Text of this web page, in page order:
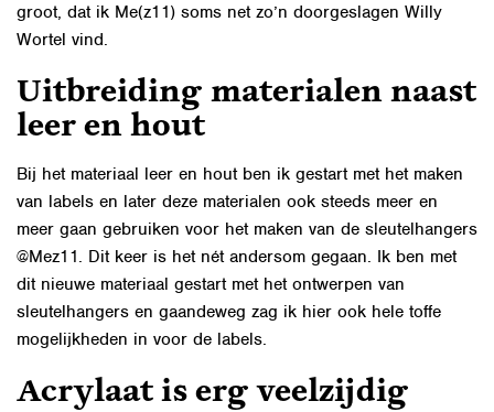
groot, dat ik Me(z11) soms net zo’n doorgeslagen Willy
Wortel vind.
Uitbreiding materialen naast
leer en hout
Bij het materiaal leer en hout ben ik gestart met het maken
van labels en later deze materialen ook steeds meer en
meer gaan gebruiken voor het maken van de sleutelhangers
@Mez11. Dit keer is het nét andersom gegaan. Ik ben met
dit nieuwe materiaal gestart met het ontwerpen van
sleutelhangers en gaandeweg zag ik hier ook hele toffe
mogelijkheden in voor de labels.
Acrylaat is erg veelzijdig